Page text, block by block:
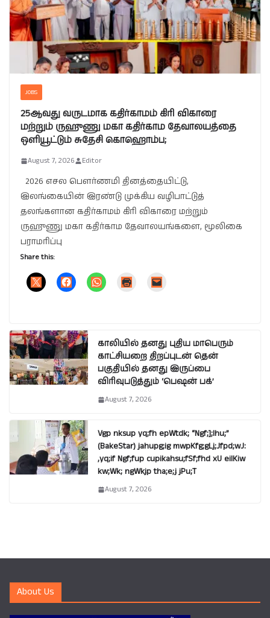
JOBS
25ஆவது வருடமாக கதிர்காமம் கிரி விகாரை
மற்றும் ருஹுணு மகா கதிர்காம தேவாலயத்தை
ஒளியூட்டும் சுதேசி கொஹொம்ப;
August 7, 2026 Editor
2026 எசல பௌர்ணமி தினத்தையிட்டு,
இலங்கையின் இரண்டு முக்கிய வழிபாட்டுத்
தலங்களான கதிர்காமம் கிரி விகாரை மற்றும்
ருஹுணு மகா கதிர்காம தேவாலயங்களை, மூலிகை
பராமரிப்பு
Share this:
காலியில் தனது புதிய மாபெரும்
காட்சியறை திறப்புடன் தென்
பகுதியில் தனது இருப்பை
விரிவுபடுத்தும் ‘பெஷன் பக்’
August 7, 2026
Vgp nksup yq;fh epWtdk; “Ngf;];lhu;”
(BakeStar) jahupg;ig mwpKfg;gLj;Jfpd;wJ:
,yq;if Ngf;fup cupikahsu;fSf;fhd xU eilKiw
kw;Wk; ngWkjp tha;e;j jPu;T
August 7, 2026
About Us